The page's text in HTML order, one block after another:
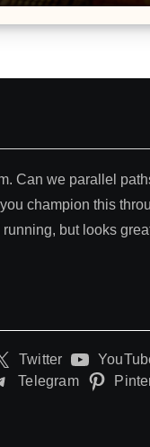
Can we parallel
champion this
but looks
Twitter
Telegram